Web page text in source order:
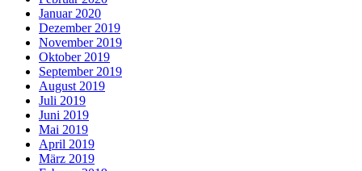
Januar 2020
Dezember 2019
November 2019
Oktober 2019
September 2019
August 2019
Juli 2019
Juni 2019
Mai 2019
April 2019
März 2019